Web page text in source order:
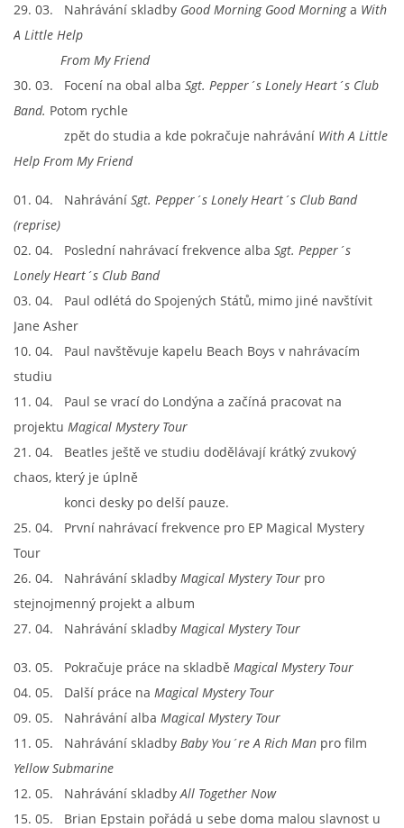
NAHRÁVKY PODLE KÓDU
JOHN LENNON - ALBA
JOHN LENNON - KONCERTY
PAUL MCCARTNEY - SINGLY II
PAUL MCCARTNEY - SINGLY III
PAUL MCCARTNEY - ALBA
PAUL MCCARTNEY - KONCERTY
GEORGE HARRISON - ALBA
RINGO STARR - SINGLY
RINGO STARR - ALBA
SKLADBY + INFO + AKORDY
29. 03. Nahrávání skladby Good Morning Good Morninga With
A Little Help
From My Friend
30. 03. Focení na obal alba Sgt. Pepper´s Lonely Heart´s Club
Band. Potom rychle
zpět do studia a kde pokračuje nahrávání With A Little
Help From My Friend
01. 04. Nahrávání Sgt. Pepper´s Lonely Heart´s Club Band
(reprise)
02. 04. Poslední nahrávací frekvence alba Sgt. Pepper´s
Lonely Heart´s Club Band
03. 04. Paul odlétá do Spojených Států, mimo jiné navštívit
Jane Asher
10. 04. Paul navštěvuje kapelu Beach Boys v nahrávacím
studiu
11. 04. Paul se vrací do Londýna a začíná pracovat na
projektu Magical Mystery Tour
21. 04. Beatles ještě ve studiu dodělávají krátký zvukový
chaos, který je úplně
konci desky po delší pauze.
25. 04. První nahrávací frekvence pro EP Magical Mystery
Tour
26. 04. Nahrávání skladby Magical Mystery Tour pro
stejnojmenný projekt a album
27. 04. Nahrávání skladby Magical Mystery Tour
03. 05. Pokračuje práce na skladbě Magical Mystery Tour
04. 05. Další práce na Magical Mystery Tour
09. 05. Nahrávání alba Magical Mystery Tour
11. 05. Nahrávání skladby Baby You´re A Rich Man pro film
Yellow Submarine
12. 05. Nahrávání skladbyAll Together Now
15. 05. Brian Epstain pořádá u sebe doma malou slavnost u